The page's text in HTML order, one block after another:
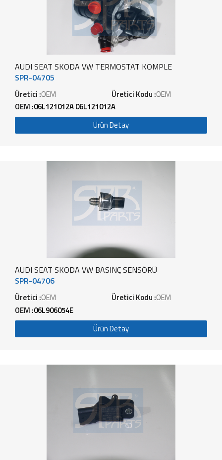
AUDI SEAT SKODA VW TERMOSTAT KOMPLE
SPR-04705
Üretici :OEM Üretici Kodu :OEM
OEM :06L121012A 06L121012A
Ürün Detay
AUDI SEAT SKODA VW BASINÇ SENSÖRÜ
SPR-04706
Üretici :OEM Üretici Kodu :OEM
OEM :06L906054E
Ürün Detay